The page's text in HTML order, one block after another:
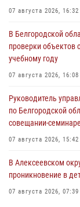
07 августа 2026, 16:32
В Белгородской
проверки объектов
учебному году
07 августа 2026, 16:08
Руководитель
по Белгородской
совещании-
07 августа 2026, 15:42
В Алексеевском
проникновение в
07 августа 2026, 07:39